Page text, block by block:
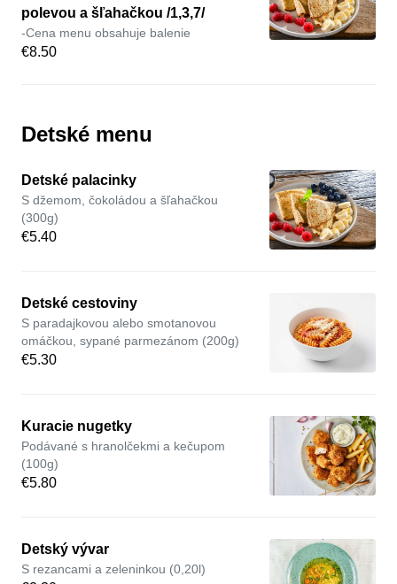
polevou a šľahačkou /1,3,7/
-Cena menu obsahuje balenie
€8.50
Detské menu
Detské palacinky
S džemom, čokoládou a šľahačkou
(300g)
€5.40
Detské cestoviny
S paradajkovou alebo smotanovou
omáčkou, sypané parmezánom (200g)
€5.30
Kuracie nugetky
Podávané s hranolčekmi a kečupom
(100g)
€5.80
Detský vývar
S rezancami a zeleninkou (0,20l)